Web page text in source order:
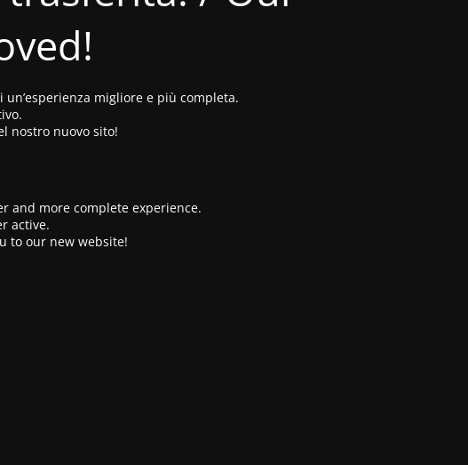
migliore e più completa.
nostro nuovo sito!
and more complete experience.
active.
to our new website!